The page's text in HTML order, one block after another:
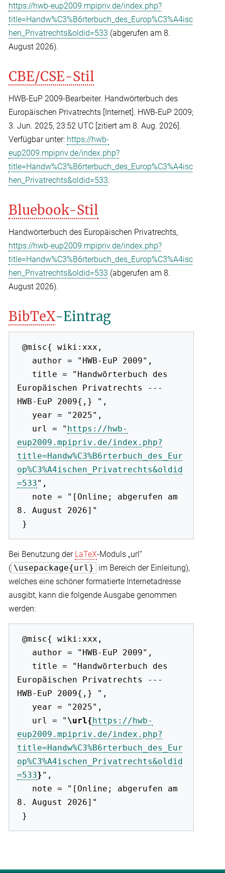
https://hwb-eup2009.mpipriv.de/index.php?
title=Handw%C3%B6rterbuch_des_Europ%C3%A4isc
hen_Privatrechts&oldid=533 (abgerufen am 8.
August 2026).
CBE/CSE-Stil
HWB-EuP 2009-Bearbeiter. Handwörterbuch des
Europäischen Privatrechts [Internet]. HWB-EuP 2009;
3. Jun. 2025, 23:52 UTC [zitiert am 8. Aug. 2026].
Verfügbar unter: https://hwb-
eup2009.mpipriv.de/index.php?
title=Handw%C3%B6rterbuch_des_Europ%C3%A4isc
hen_Privatrechts&oldid=533.
Bluebook-Stil
Handwörterbuch des Europäischen Privatrechts,
https://hwb-eup2009.mpipriv.de/index.php?
title=Handw%C3%B6rterbuch_des_Europ%C3%A4isc
hen_Privatrechts&oldid=533 (abgerufen am 8.
August 2026).
BibTeX-Eintrag
@misc{ wiki:xxx,
Europäischen Privatrechts ---
HWB-EuP 2009{,} ",
   url = "
https://hwb-
eup2009.mpipriv.de/index.php?
title=Handw%C3%B6rterbuch_des_Eur
op%C3%A4ischen_Privatrechts&oldid
=533",
8. August 2026]"
Bei Benutzung der LaTeX-Moduls „url“
( \usepackage{url}
im Bereich der Einleitung),
welches eine schöner formatierte Internetadresse
ausgibt, kann die folgende Ausgabe genommen
werden:
@misc{ wiki:xxx,
Europäischen Privatrechts ---
HWB-EuP 2009{,} ",
   url = "
\url{https://hwb-
eup2009.mpipriv.de/index.php?
title=Handw%C3%B6rterbuch_des_Eur
op%C3%A4ischen_Privatrechts&oldid
=533}",
8. August 2026]"